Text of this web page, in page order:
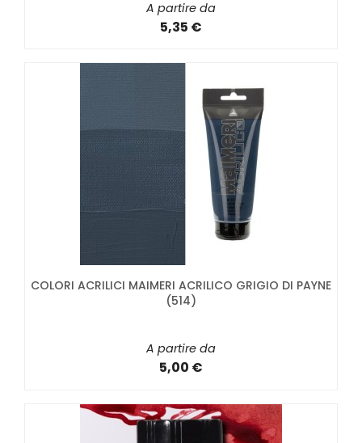
A partire da
5,35 €
COLORI ACRILICI MAIMERI ACRILICO GRIGIO DI PAYNE
(514)
A partire da
5,00 €